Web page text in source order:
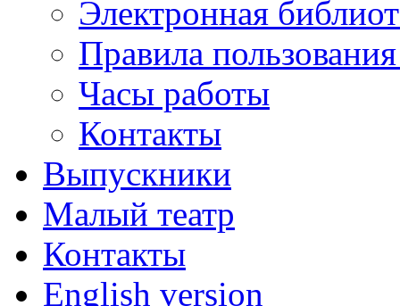
Электронная
Правила
Часы работы
Контакты
Выпускники
Малый театр
Контакты
English version